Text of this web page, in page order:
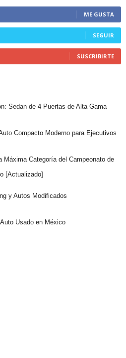
ME GUSTA
SEGUIR
SUSCRIBIRTE
Sedan de 4 Puertas de Alta Gama
Compacto Moderno para Ejecutivos
Máxima Categoría del Campeonato de
[Actualizado]
y Autos Modificados
Usado en México